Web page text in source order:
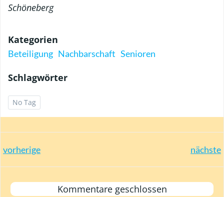
Schöneberg
Kategorien
Beteiligung Nachbarschaft Senioren
Schlagwörter
No Tag
Post
navigation
vorherige
navigation
nächste
Kommentare geschlossen